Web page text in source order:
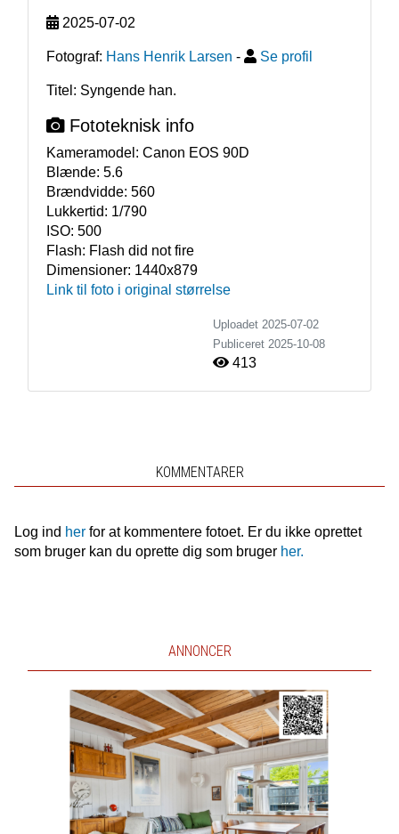
2025-07-02
Fotograf: Hans Henrik Larsen - Se profil
Titel: Syngende han.
Fototeknisk info
Kameramodel: Canon EOS 90D
Blænde: 5.6
Brændvidde: 560
Lukkertid: 1/790
ISO: 500
Flash: Flash did not fire
Dimensioner: 1440x879
Link til foto i original størrelse
Uploadet 2025-07-02
Publiceret 2025-10-08
413
KOMMENTARER
Log ind herfor at kommentere fotoet. Er du ikke oprettet
som bruger kan du oprette dig som bruger her.
ANNONCER